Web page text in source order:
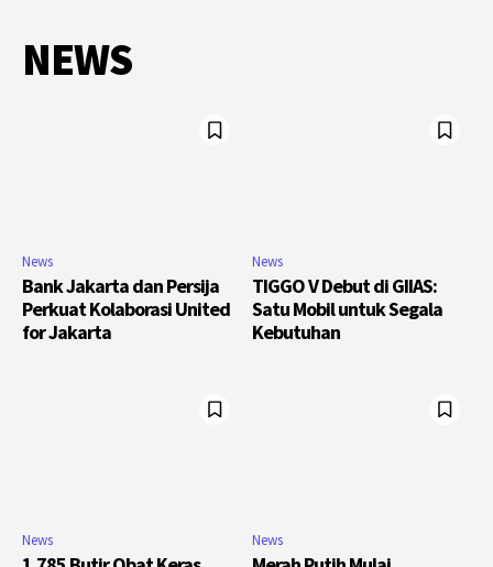
NEWS
News
Bank Jakarta dan Persija
Perkuat Kolaborasi United
for Jakarta
News
TIGGO V Debut di GIIAS:
Satu Mobil untuk Segala
Kebutuhan
News News